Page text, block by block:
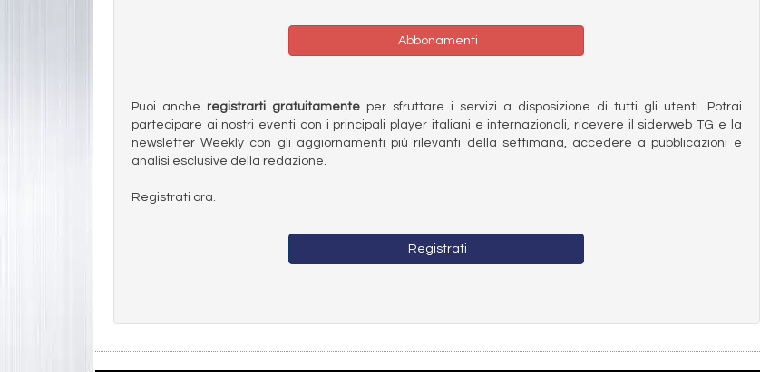
Abbonamenti
Puoi anche registrarti gratuitamenteper sfruttare i servizi a disposizione di tutti gli utenti. Potrai
partecipare ai nostri eventi con i principali player italiani e internazionali, ricevere il siderweb TG e la
newsletter Weekly con gli aggiornamenti più rilevanti della settimana, accedere a pubblicazioni e
analisi esclusive della redazione.
Registrati ora.
Registrati